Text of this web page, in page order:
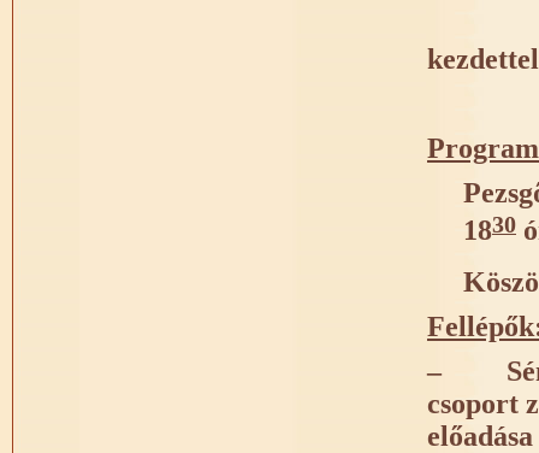
kezdettel
1830
–
csoport
előadása